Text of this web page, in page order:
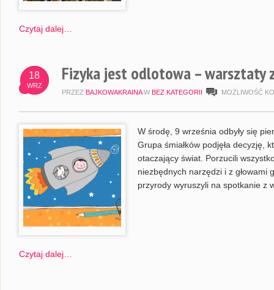
Czytaj dalej…
18
WRZ
Fizyka jest odlotowa – warsztaty
PRZEZ BAJKOWAKRAINA W BEZ KATEGORII MOŻLIWOŚĆ
W środę, 9 września odbyły się
Grupa śmiałków podjęła decyzję,
otaczający świat. Porzucili
niezbędnych narzędzi i z głowami
przyrody wyruszyli na spotkanie z
Czytaj dalej…